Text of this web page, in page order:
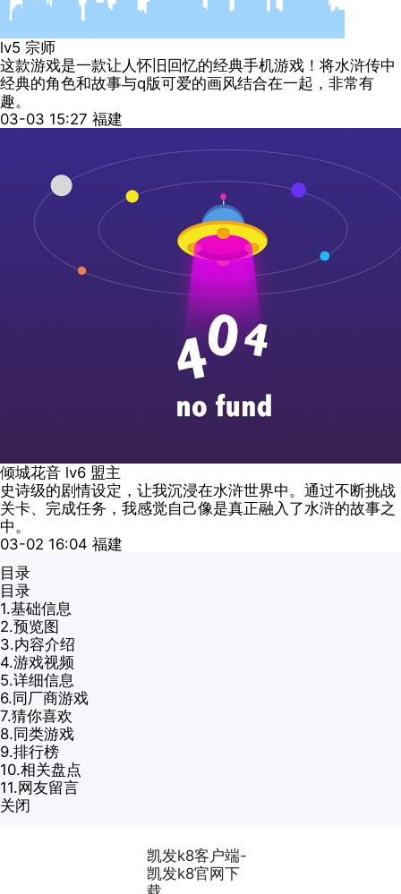
lv5 宗师
这款游戏是一款让人怀旧回忆的经典手机游戏！将水浒传中
经典的角色和故事与q版可爱的画风结合在一起，非常有
趣。
03-03 15:27 福建
倾城花音 lv6 盟主
史诗级的剧情设定，让我沉浸在水浒世界中。通过不断挑战
关卡、完成任务，我感觉自己像是真正融入了水浒的故事之
中。
03-02 16:04 福建
目录
目录
1.基础信息
2.预览图
3.内容介绍
4.游戏视频
5.详细信息
6.同厂商游戏
7.猜你喜欢
8.同类游戏
9.排行榜
10.相关盘点
11.网友留言
关闭
凯发k8客户端-
凯发k8官网下